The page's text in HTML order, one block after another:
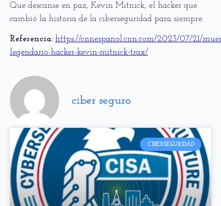
Que descanse en paz, Kevin Mitnick, el hacker que
cambió la historia de la ciberseguridad para siempre.
Referencia: https://cnnespanol.cnn.com/2023/07/21/
legendario-hacker-kevin-mitnick-trax/
ciber seguro
CIBERSEGURIDAD